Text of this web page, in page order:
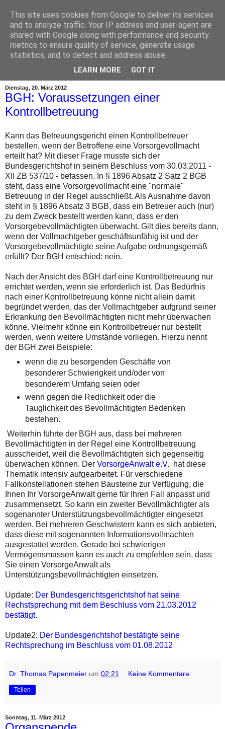
Dienstag, 20. März 2012
BGH: Voraussetzungen einer
Kontrollbetreuung
Kann das Betreuungsgericht einen Kontrollbetreuer
bestellen, wenn der Betroffene eine Vorsorgevollmacht
erteilt hat? Mit dieser Frage musste sich der
Bundesgerichtshof in seinem Beschluss vom 30.03.2011 -
XII ZB 537/10 - befassen. In § 1896 Absatz 2 Satz 2 BGB
steht, dass eine Vorsorgevollmacht eine "normale"
Betreuung in der Regel ausschließt. Als Ausnahme davon
steht in § 1896 Absatz 3 BGB, dass ein Betreuer auch (nur)
zu dem Zweck bestellt werden kann, dass er den
Vorsorgebevollmächtigten überwacht. Gilt dies bereits dann,
wenn der Vollmachtgeber geschäftsunfähig ist und der
Vorsorgebevollmächtigte seine Aufgabe ordnungsgemäß
erfüllt? Der BGH entschied: nein.
Nach der Ansicht des BGH darf eine Kontrollbetreuung nur
errichtet werden, wenn sie erforderlich ist. Das Bedürfnis
nach einer Kontrollbetreuung könne nicht allein damit
begründet werden, das der Vollmachtgeber aufgrund seiner
Erkrankung den Bevollmächtigten nicht mehr überwachen
könne. Vielmehr könne ein Kontrollbetreuer nur bestellt
werden, wenn weitere Umstände vorliegen. Hierzu nennt
der BGH zwei Beispiele:
wenn die zu besorgenden Geschäfte von
besonderer Schwierigkeit und/oder von
besonderem Umfang seien oder
wenn gegen die Redlichkeit oder die
Tauglichkeit des Bevollmächtigten Bedenken
bestehen.
Weiterhin führte der BGH aus, dass bei mehreren
Bevollmächtigten in der Regel eine Kontrollbetreuung
ausscheidet, weil die Bevollmächtigten sich gegenseitig
überwachen können. Der VorsorgeAnwalt e.V. hat diese
Thematik intensiv aufgearbeitet. Für verschiedene
Fallkonstellationen stehen Bausteine zur Verfügung, die
Ihnen Ihr VorsorgeAnwalt gerne für Ihren Fall anpasst und
zusammensetzt. So kann ein zweiter Bevollmächtigter als
sogenannter Unterstützungsbevollmächtigter eingesetzt
werden. Bei mehreren Geschwistern kann es sich anbieten,
dass diese mit sogenannten Informationsvollmachten
ausgestattet werden. Gerade bei schwierigen
Vermögensmassen kann es auch zu empfehlen sein, dass
Sie einen VorsorgeAnwalt als
Unterstützungsbevollmächtigten einsetzen.
Update: Der Bundesgerichtsgerichtshof hat seine
Rechstsprechung mit dem Beschluss vom 21.03.2012
bestätigt.
Update2: Der Bundesgerichtshof bestätigte seine
Rechtsprechung im Beschluss vom 01.08.2012
Dr. Thomas Papenmeier um 02:21 Keine Kommentare:
Teilen
Sonntag, 11. März 2012
This site uses cookies from Google to deliver its services
and to analyze traffic. Your IP address and user-agent are
shared with Google along with performance and security
metrics to ensure quality of service, generate usage
statistics, and to detect and address abuse.
LEARN MORE GOT IT